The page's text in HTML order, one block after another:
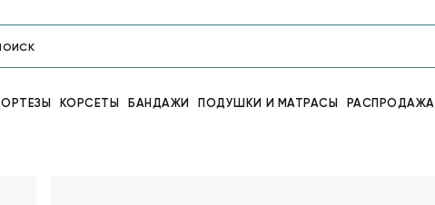
ОРТЕЗЫ КОРСЕТЫ БАНДАЖИ ПОДУШКИ И МАТРАСЫ РАСПРОДАЖА